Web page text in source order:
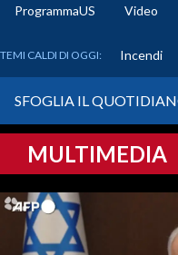
CRONACA SARDEGNA
PROVINCIA DI CAGLIARI
SULCIS IGLESIENTE
ProgrammaUS Video
TEMI CALDI DI OGGI: Incendi
SFOGLIA IL
MULTIMEDIA